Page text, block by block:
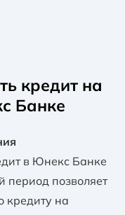
кредит на
Банке
в Юнекс Банке
период позволяет
кредиту на